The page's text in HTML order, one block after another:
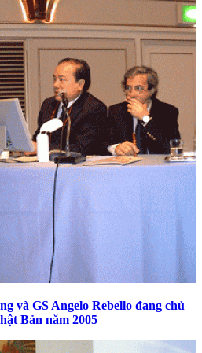
và GS Angelo Rebello đang chủ
Bản năm 2005